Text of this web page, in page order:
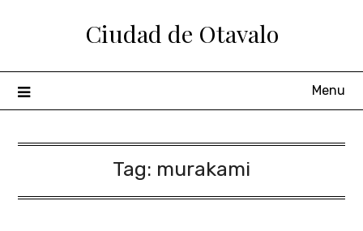
Ciudad de Otavalo
Menu
Tag: murakami